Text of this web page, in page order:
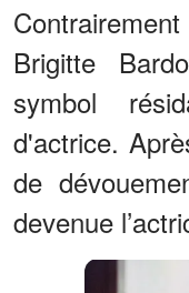
Brigitte
symbol
d'actrice.
de
devenue